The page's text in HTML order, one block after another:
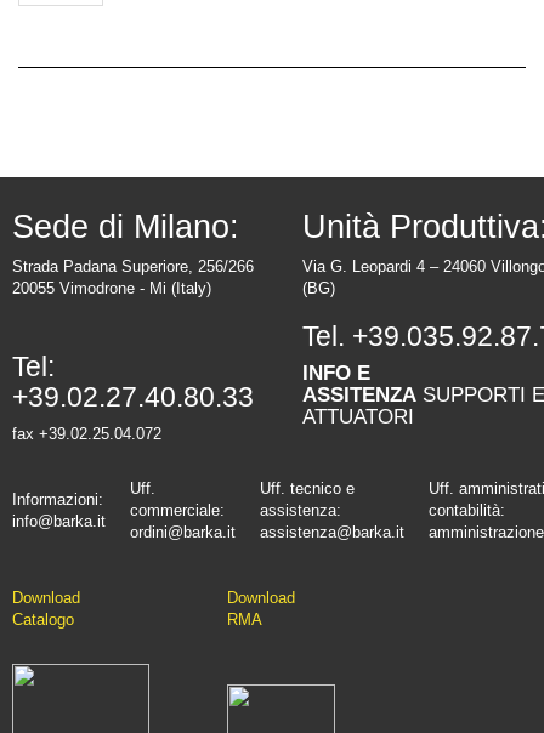
Sede di Milano:
Strada Padana Superiore, 256/266
20055 Vimodrone - Mi (Italy)
Tel:
+39.02.27.40.80.33
fax +39.02.25.04.072
Unità
Via G. Leopardi 4 – 24060
(BG)
Tel.
INFO E
ASSITENZA SUPPORTI E
ATTUATORI
Informazioni:
info@barka.it
Uff.
commerciale:
ordini@barka.it
Uff. tecnico e
assistenza:
assistenza@barka.it
Uff.
contabilità:
Download
Catalogo
Download
RMA